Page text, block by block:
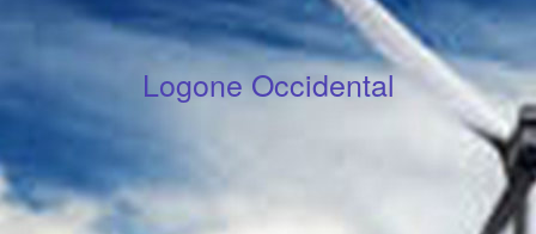
Logone Occidental